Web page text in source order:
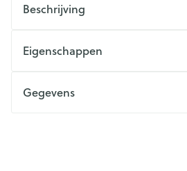
Beschrijving
Eigenschappen
Gegevens